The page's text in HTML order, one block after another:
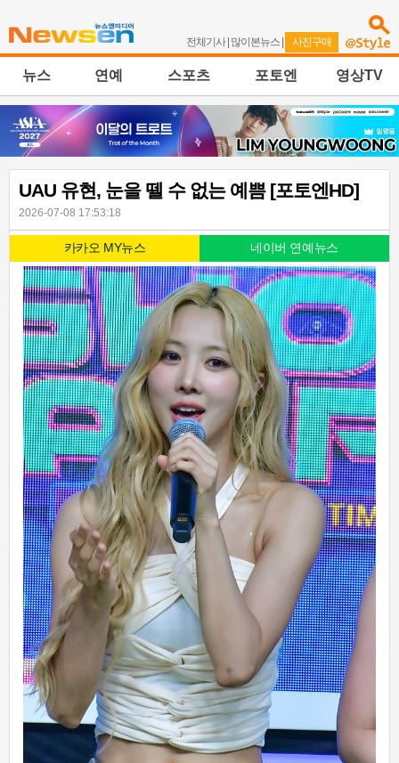
전체기사| 많이본뉴스 | 사진구매
뉴스 연예 스포츠 포토엔 영상TV
UAU 유현, 눈을 뗄 수 없는 예쁨 [포토엔HD]
2026-07-08 17:53:18
카카오 MY뉴스 네이버 연예뉴스